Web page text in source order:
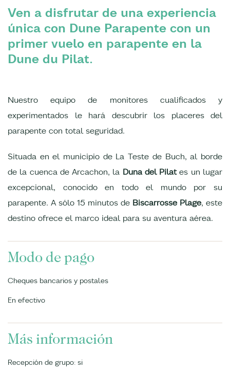
Ven a disfrutar de una experiencia
única con Dune Parapente con un
primer vuelo en parapente en la
Dune du Pilat.
Nuestro equipo de monitores cualificados y
experimentados le hará descubrir los placeres del
parapente con total seguridad.
Situada en el municipio de La Teste de Buch, al borde
de la cuenca de Arcachon, la Duna del Pilates un lugar
excepcional, conocido en todo el mundo por su
parapente. A sólo 15 minutos de Biscarrosse Plage, este
destino ofrece el marco ideal para su aventura aérea.
Modo de pago
Cheques bancarios y postales
En efectivo
Más información
Recepción de grupo: si